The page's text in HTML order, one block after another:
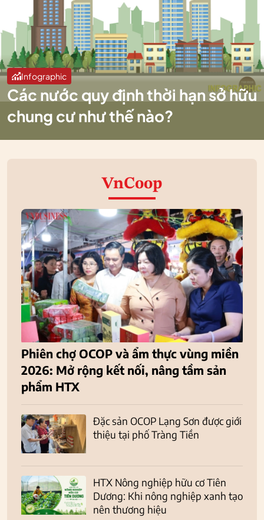
Infographic
Các nước quy định thời hạn sở hữu
chung cư như thế nào?
VnCoop
Phiên chợ OCOP và ẩm thực vùng miền
2026: Mở rộng kết nối, nâng tầm sản
phẩm HTX
Đặc sản OCOP Lạng Sơn được giới
thiệu tại phố Tràng Tiền
HTX Nông nghiệp hữu cơ Tiên
Dương: Khi nông nghiệp xanh tạo
nên thương hiệu